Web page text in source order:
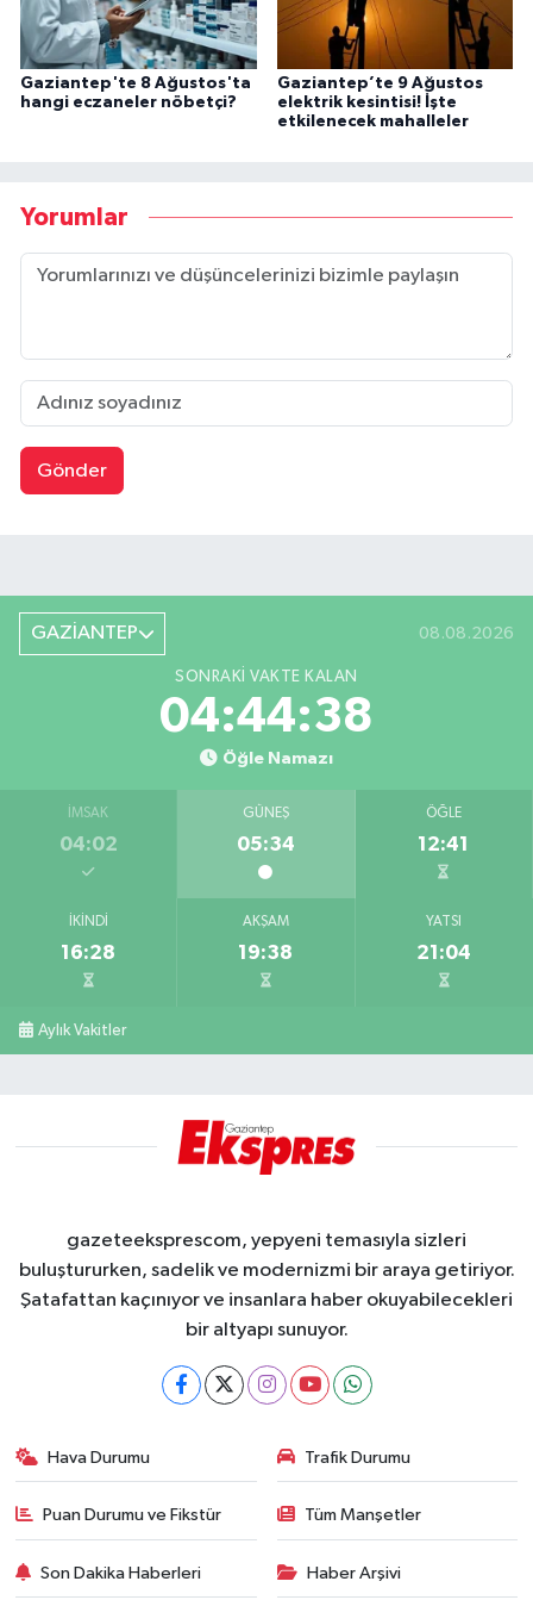
Gaziantep'te 8 Ağustos'ta
hangi eczaneler nöbetçi?
Gaziantep’te 9 Ağustos
elektrik kesintisi! İşte
etkilenecek mahalleler
Yorumlar
Gönder
GAZİANTEP 08.08.2026
SONRAKI VAKTE KALAN
04:44:38
Öğle Namazı
İMSAK
04:02
GÜNEŞ
05:34
ÖĞLE
12:41
İKINDI
16:28
AKŞAM
19:38
YATSI
21:04
Aylık Vakitler
gazeteeksprescom, yepyeni temasıyla sizleri
buluştururken, sadelik ve modernizmi bir araya getiriyor.
Şatafattan kaçınıyor ve insanlara haber okuyabilecekleri
bir altyapı sunuyor.
Hava Durumu Trafik Durumu
Puan Durumu ve Fikstür Tüm Manşetler
Son Dakika Haberleri Haber Arşivi